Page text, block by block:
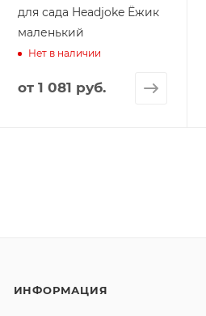
для сада Headjoke Ёжик
маленький
Нет в наличии
от 1 081 руб.
ИНФОРМАЦИЯ